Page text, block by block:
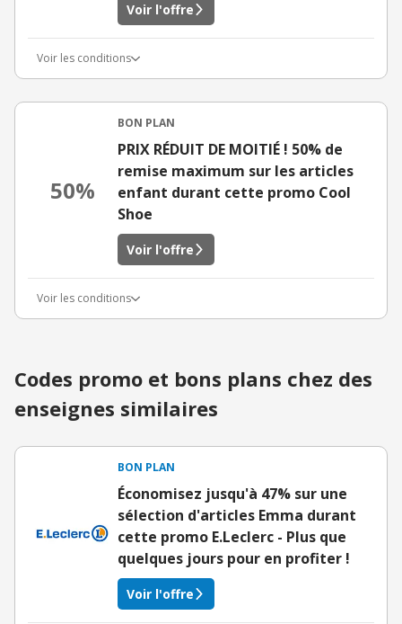
Voir l'offre
Voir les conditions
50%
BON PLAN
PRIX RÉDUIT DE MOITIÉ ! 50% de
remise maximum sur les articles
enfant durant cette promo Cool
Shoe
Voir l'offre
Voir les conditions
Codes promo et bons plans chez des
enseignes similaires
BON PLAN
Économisez jusqu'à 47% sur une
sélection d'articles Emma durant
cette promo E.Leclerc - Plus que
quelques jours pour en profiter !
Voir l'offre